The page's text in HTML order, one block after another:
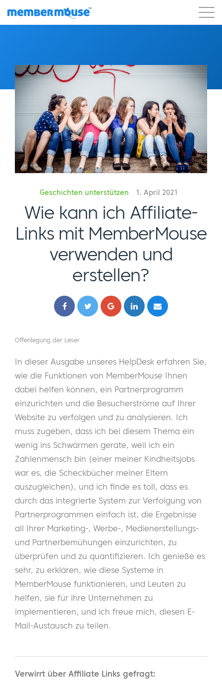
Unterstützung Los geht's
Geschichten unterstützen 1. April 2021
Wie kann ich Affiliate-
Links mit MemberMouse
verwenden und
erstellen?
Offenlegung der Leser
In dieser Ausgabe unseres HelpDesk erfahren Sie,
wie die Funktionen von MemberMouse Ihnen
dabei helfen können, ein Partnerprogramm
einzurichten und die Besucherströme auf Ihrer
Website zu verfolgen und zu analysieren. Ich
muss zugeben, dass ich bei diesem Thema ein
wenig ins Schwärmen gerate, weil ich ein
Zahlenmensch bin (einer meiner Kindheitsjobs
war es, die Scheckbücher meiner Eltern
auszugleichen), und ich finde es toll, dass es
durch das integrierte System zur Verfolgung von
Partnerprogrammen einfach ist, die Ergebnisse
all Ihrer Marketing-, Werbe-, Medienerstellungs-
und Partnerbemühungen einzurichten, zu
überprüfen und zu quantifizieren. Ich genieße es
sehr, zu erklären, wie diese Systeme in
MemberMouse funktionieren, und Leuten zu
helfen, sie für ihre Unternehmen zu
implementieren, und ich freue mich, diesen E-
Mail-Austausch zu teilen.
Verwirrt über Affiliate Links gefragt: